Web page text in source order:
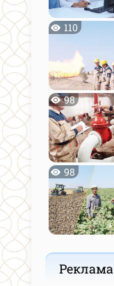
110
98
98
Реклама